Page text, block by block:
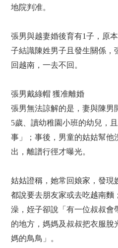
地院判准。
張男與越妻婚後育有1子，原
子結識陳姓男子且發生關係，
回越南，一去不回。
張男戴綠帽 獲准離婚
張男無法諒解的是，妻與陳男
5歲、讀幼稚園小班的幼兒，
事」；事後，男童的姑姑幫他
出，離譜行徑才曝光。
姑姑證稱，她常回娘家，發現
都說要去朋友家或去吃越南麵
澡，姪子卻說「有一位叔叔會
的地方，媽媽及叔叔把衣服脫
媽的鳥鳥」。